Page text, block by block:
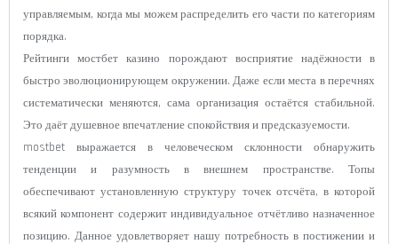
управляемым, когда мы можем распределить его части по категориям
порядка.
Рейтинги мостбет казино порождают восприятие надёжности в
быстро эволюционирующем окружении. Даже если места в перечнях
систематически меняются, сама организация остаётся стабильной.
Это даёт душевное впечатление спокойствия и предсказуемости.
mostbet выражается в человеческом склонности обнаружить
тенденции и разумность в внешнем пространстве. Топы
обеспечивают установленную структуру точек отсчёта, в которой
всякий компонент содержит индивидуальное отчётливо назначенное
позицию. Данное удовлетворяет нашу потребность в постижении и